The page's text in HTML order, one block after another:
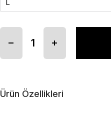
Ürün Özellikleri